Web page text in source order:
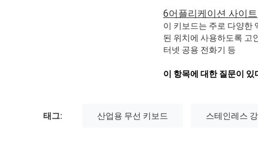
6어플리케이션 사이트
이 키보드는 주로 다양한
된 위치에 사용하도록 고
터넷 공용 전화기 등
이 항목에 대한 질문이
태그: 산업용 무선 키보드 스테인레스